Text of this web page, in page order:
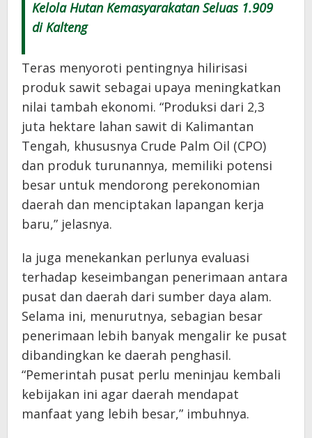
Kelola Hutan Kemasyarakatan Seluas 1.909
di Kalteng
Teras menyoroti pentingnya hilirisasi
produk sawit sebagai upaya meningkatkan
nilai tambah ekonomi. “Produksi dari 2,3
juta hektare lahan sawit di Kalimantan
Tengah, khususnya Crude Palm Oil (CPO)
dan produk turunannya, memiliki potensi
besar untuk mendorong perekonomian
daerah dan menciptakan lapangan kerja
baru,” jelasnya.
Ia juga menekankan perlunya evaluasi
terhadap keseimbangan penerimaan antara
pusat dan daerah dari sumber daya alam.
Selama ini, menurutnya, sebagian besar
penerimaan lebih banyak mengalir ke pusat
dibandingkan ke daerah penghasil.
“Pemerintah pusat perlu meninjau kembali
kebijakan ini agar daerah mendapat
manfaat yang lebih besar,” imbuhnya.